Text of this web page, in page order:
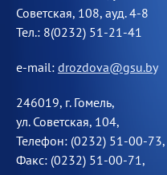
Советская, 108, ауд. 4-8
Тел.: 8(0232) 51-21-41
e-mail: drozdova@gsu.by
246019, г. Гомель,
ул. Советская, 104,
Телефон: (0232) 51-00-73,
Факс: (0232) 51-00-71,